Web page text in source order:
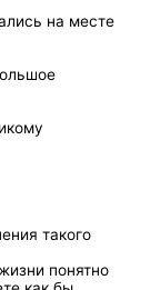
на месте
такого
понятно